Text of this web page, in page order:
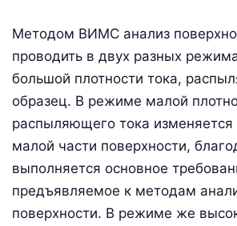
Методом ВИМС анализ
проводить в двух разных
большой плотности тока,
образец. В режиме малой
распыляющего тока изменяется
малой части поверхности,
выполняется основное
предъявляемое к методам
поверхности. В режиме же